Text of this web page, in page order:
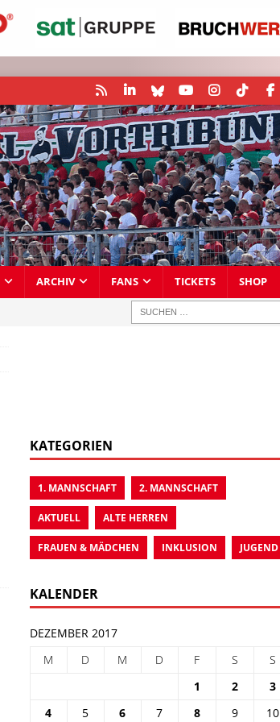
ARCHIV FANS TICKETS SHOP
KATEGORIEN
1. MANNSCHAFT 2. MANNSCHAFT
AKTUELL ALTE HERREN
FRAUEN & MÄDCHEN INKLUSION JUGEND
KALENDER
DEZEMBER 2017
M
D M D F S
S
1
2
3
4
5 6 7 8 9 10